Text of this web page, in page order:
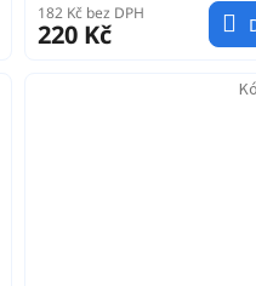
182 Kč bez DPH
220 Kč